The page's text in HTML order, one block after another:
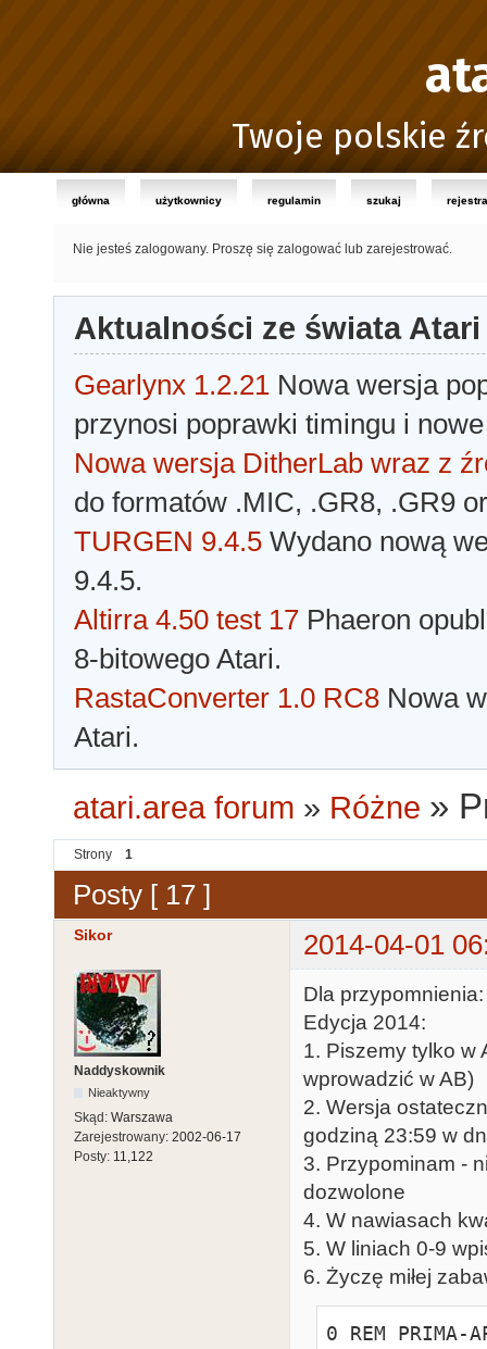
Twoje polskie
główna użytkownicy regulamin szukaj
Nie jesteś zalogowany. Proszę się zalogować lub zarejestrować.
Aktualności ze świata Atari
Gearlynx 1.2.21 Nowa wersja
przynosi poprawki timingu i
Nowa wersja DitherLab wraz z
do formatów .MIC, .GR8, .GR9
TURGEN 9.4.5 Wydano nową
9.4.5.
Altirra 4.50 test 17 Phaeron
8-bitowego Atari.
RastaConverter 1.0 RC8 Nowa
Atari.
atari.area forum » Różne »
Strony 1
Posty [ 17 ]
Sikor 2014-04-01
Naddyskownik
Nieaktywny
Skąd: Warszawa
Zarejestrowany: 2002-06-17
Posty: 11,122
Dla
Edycja 2014:
1. Piszemy tylko w
wprowadzić w AB)
2. Wersja
godziną 23:59 w
3. Przypominam -
dozwolone
4. W nawiasach
5. W liniach 0-9
6. Życzę miłej
0 REM PRIMA-